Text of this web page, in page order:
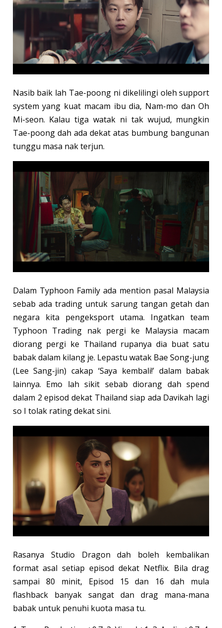
Nasib baik lah Tae-poong ni dikelilingi oleh support
system yang kuat macam ibu dia, Nam-mo dan Oh
Mi-seon. Kalau tiga watak ni tak wujud, mungkin
Tae-poong dah ada dekat atas bumbung bangunan
tunggu masa nak terjun.
Dalam Typhoon Family ada mention pasal Malaysia
sebab ada trading untuk sarung tangan getah dan
negara kita pengeksport utama. Ingatkan team
Typhoon Trading nak pergi ke Malaysia macam
diorang pergi ke Thailand rupanya dia buat satu
babak dalam kilang je. Lepastu watak Bae Song-jung
(Lee Sang-jin) cakap ‘Saya kembali!’ dalam babak
lainnya. Emo lah sikit sebab diorang dah spend
dalam 2 episod dekat Thailand siap ada Davikah lagi
so I tolak rating dekat sini.
Rasanya Studio Dragon dah boleh kembalikan
format asal setiap episod dekat Netflix. Bila drag
sampai 80 minit, Episod 15 dan 16 dah mula
flashback banyak sangat dan drag mana-mana
babak untuk penuhi kuota masa tu.